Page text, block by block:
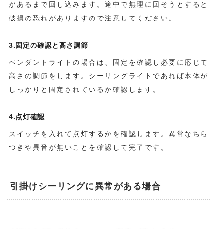
があるまで回し込みます。途中で無理に回そうとすると
破損の恐れがありますので注意してください。
3.固定の確認と高さ調節
ペンダントライトの場合は、固定を確認し必要に応じて
高さの調節をします。シーリングライトであれば本体が
しっかりと固定されているか確認します。
4.点灯確認
スイッチを入れて点灯するかを確認します。異常なちら
つきや異音が無いことを確認して完了です。
引掛けシーリングに異常がある場合